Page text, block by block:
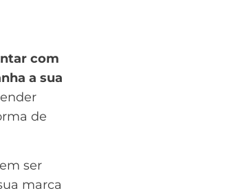
com
a sua
de
ser
marca